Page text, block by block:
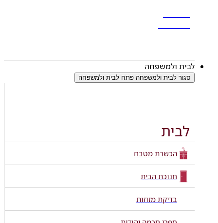
ואזכרה
לבית ולמשפחה
סגור לבית ולמשפחה פתח לבית ולמשפחה
לבית
הכשרת מטבח
חנוכת הבית
בדיקת מזוזות